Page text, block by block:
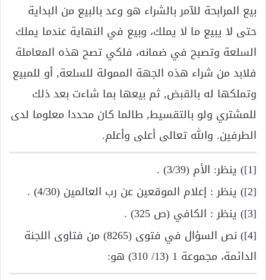
بيع المرابحة للآمر بالشراء هو وعد بالبيع من البداية
حتى لا يبيع ما لا يملك، وبيع في النهاية عندما يملك
السلعة وتصبح في ضمانه، فلكي تصح هذه المعاملة
فلابد من شراء هذه الجهة الممولة للسلعة, أو للمبيع
وتملكها له بالقبض, ثم بيعها بما شاءت بعد ذلك
للمشتري ولو بالتقسيط, طالما كان محددا معلوما لدى
الطرفين. والله تعالى أعلى وأعلم.
[1] ) ينظر: الأم (3/39) .
[2] ) ينظر : إعلام الموقعين عن رب العالمين (4/30) .
[3] ) ينظر : الكافي (ص 325) .
[4]
) نص السؤال في فتوى (8265) من فتاوى اللجنة
الدائمة، مجموعة 1 (13/ 310) هو: